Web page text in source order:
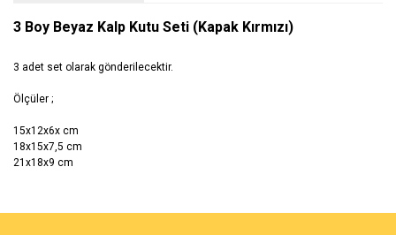
3 Boy Beyaz Kalp Kutu Seti (Kapak Kırmızı)
3 adet set olarak gönderilecektir.
Ölçüler ;
15x12x6x cm
18x15x7,5 cm
21x18x9 cm